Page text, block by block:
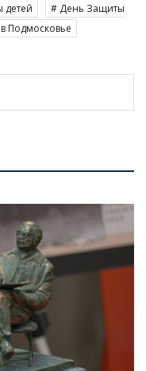
# День Защиты
Подмосковье